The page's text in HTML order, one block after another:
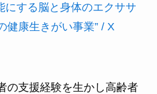
にする脳と身体のエクササ
康生きがい事業” / X
の支援経験を生かし高齢者